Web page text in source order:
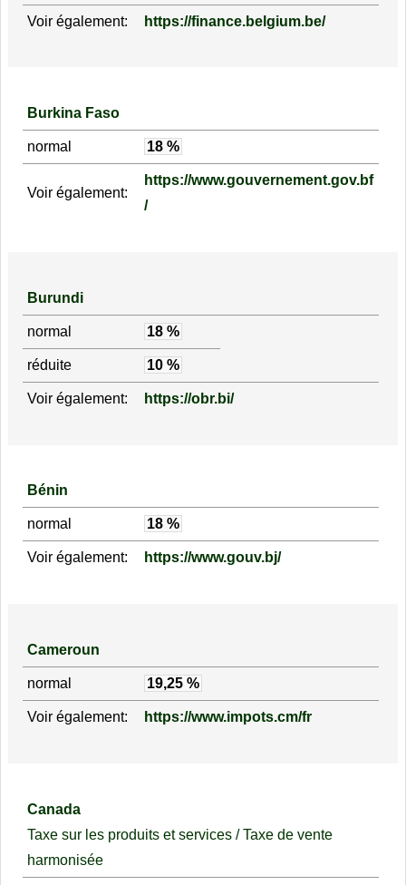
Voir également: https://finance.belgium.be/
Burkina Faso
normal 18 %
Voir également:
https://www.gouvernement.gov.bf
/
Burundi
normal 18 %
réduite 10 %
Voir également: https://obr.bi/
Bénin
normal 18 %
Voir également: https://www.gouv.bj/
Cameroun
normal 19,25 %
Voir également: https://www.impots.cm/fr
Canada
Taxe sur les produits et services / Taxe de vente
harmonisée